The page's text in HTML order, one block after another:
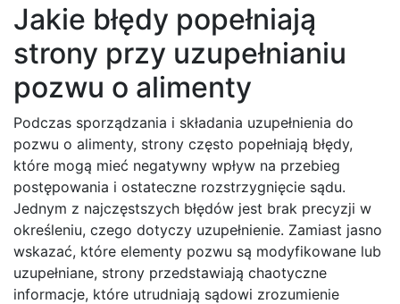
Jakie błędy popełniają
strony przy uzupełnianiu
pozwu o alimenty
Podczas sporządzania i składania uzupełnienia do
pozwu o alimenty, strony często popełniają błędy,
które mogą mieć negatywny wpływ na przebieg
postępowania i ostateczne rozstrzygnięcie sądu.
Jednym z najczęstszych błędów jest brak precyzji w
określeniu, czego dotyczy uzupełnienie. Zamiast jasno
wskazać, które elementy pozwu są modyfikowane lub
uzupełniane, strony przedstawiają chaotyczne
informacje, które utrudniają sądowi zrozumienie